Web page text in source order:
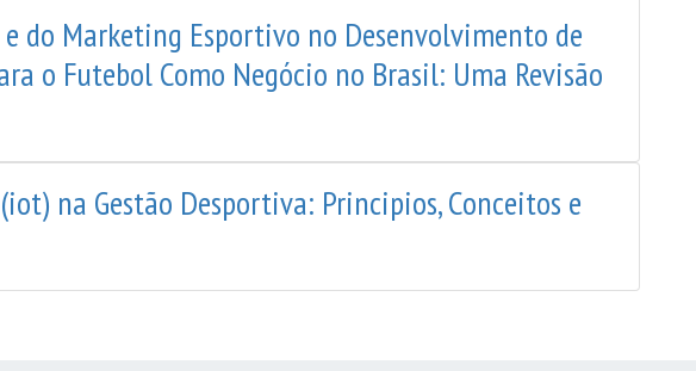
do Marketing Esportivo no Desenvolvimento de
o Futebol Como Negócio no Brasil: Uma Revisão
na Gestão Desportiva: Principios, Conceitos e